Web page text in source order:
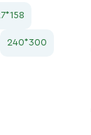
240*300